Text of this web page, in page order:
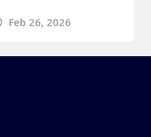
Feb 26, 2026